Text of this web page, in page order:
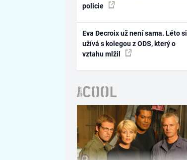
policie
Eva Decroix už není sama. Léto si
užívá s kolegou z ODS, který o
vztahu mlžil